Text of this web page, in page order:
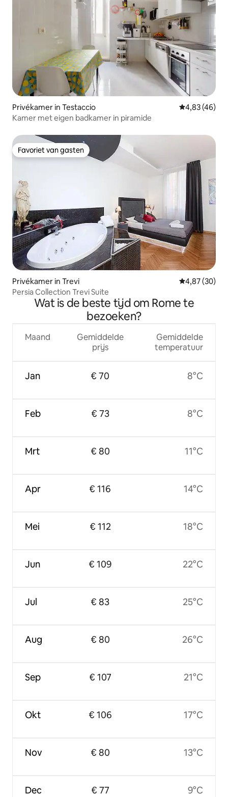
Privékamer in Testaccio Gemiddelde
4,83 (46)
Kamer met eigen badkamer in piramide
Favoriet van gasten
Favoriet van gasten
Privékamer in Trevi Gemiddelde
4,87 (30)
Persia Collection Trevi Suite
Wat is de beste tijd om Rome te
bezoeken?
Maand
Jan
Feb
Mrt
Apr
Mei
Jun
Jul
Aug
Sep
Okt
Nov
Dec
Gemiddelde
prijs
€ 70
€ 73
€ 80
€ 116
€ 112
€ 109
€ 83
€ 80
€ 107
€ 106
€ 80
€ 77
Gemiddelde
temperatuur
8°C
8°C
11°C
14°C
18°C
22°C
25°C
26°C
21°C
17°C
13°C
9°C